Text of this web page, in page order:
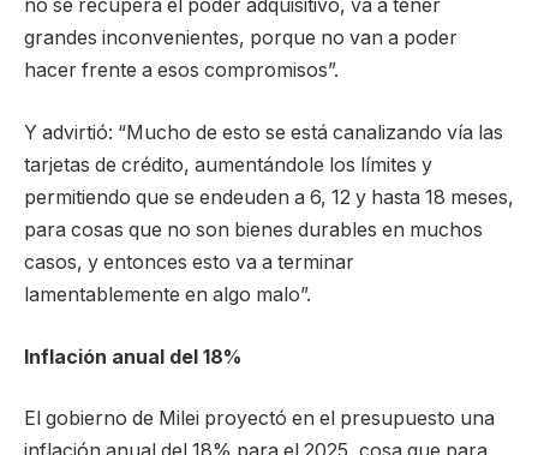
no se recupera el poder adquisitivo, va a tener
grandes inconvenientes, porque no van a poder
hacer frente a esos compromisos”.
Y advirtió: “Mucho de esto se está canalizando vía las
tarjetas de crédito, aumentándole los límites y
permitiendo que se endeuden a 6, 12 y hasta 18 meses,
para cosas que no son bienes durables en muchos
casos, y entonces esto va a terminar
lamentablemente en algo malo”.
Inflación anual del 18%
El gobierno de Milei proyectó en el presupuesto una